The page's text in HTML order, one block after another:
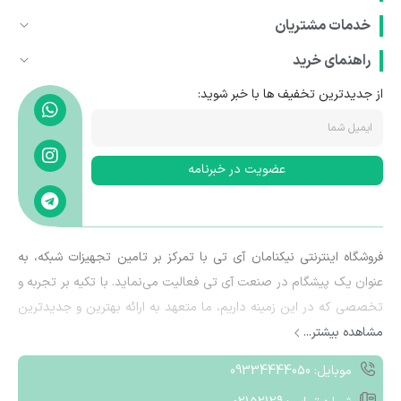
خدمات مشتریان
راهنمای خرید
از جدیدترین تخفیف ها با خبر شوید:
عضویت در خبرنامه
فروشگاه اینترنتی نیکنامان آی تی با تمرکز بر تامین تجهیزات شبکه، به
عنوان یک پیشگام در صنعت آی تی فعالیت می‌نماید. با تکیه بر تجربه و
تخصصی که در این زمینه داریم، ما متعهد به ارائه بهترین و جدیدترین
تجهیزات شبکه به مشتریان خود هستیم.هدف ما ارائه راهکارهایی هوشمند
و کارآمد به مشتریان است که به آن‌ها کمک کند تا بتوانند به بهره‌وری
بیشتری در محیط‌های شبکه‌ای خود دست یابند. با تمرکز بر ارزش‌های
مشاهده بیشتر...
موبایل: 09334444050